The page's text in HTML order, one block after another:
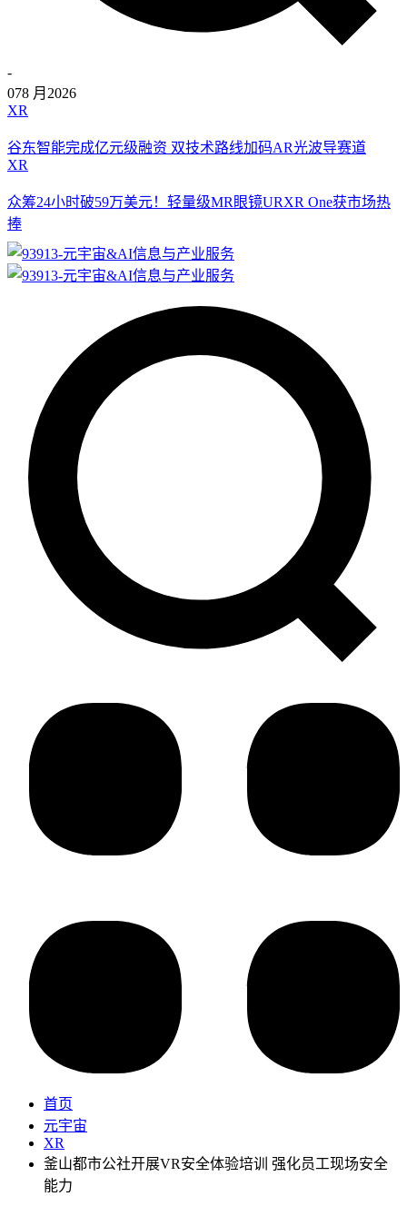
-
078 月 2026
XR
谷东智能完成亿元级融资 双技术路线加码AR光波导赛道
XR
众筹24小时破59万美元！轻量级MR眼镜URXR One获市场热
捧
首页
元宇宙
XR
釜山都市公社开展VR安全体验培训 强化员工现场安全
能力